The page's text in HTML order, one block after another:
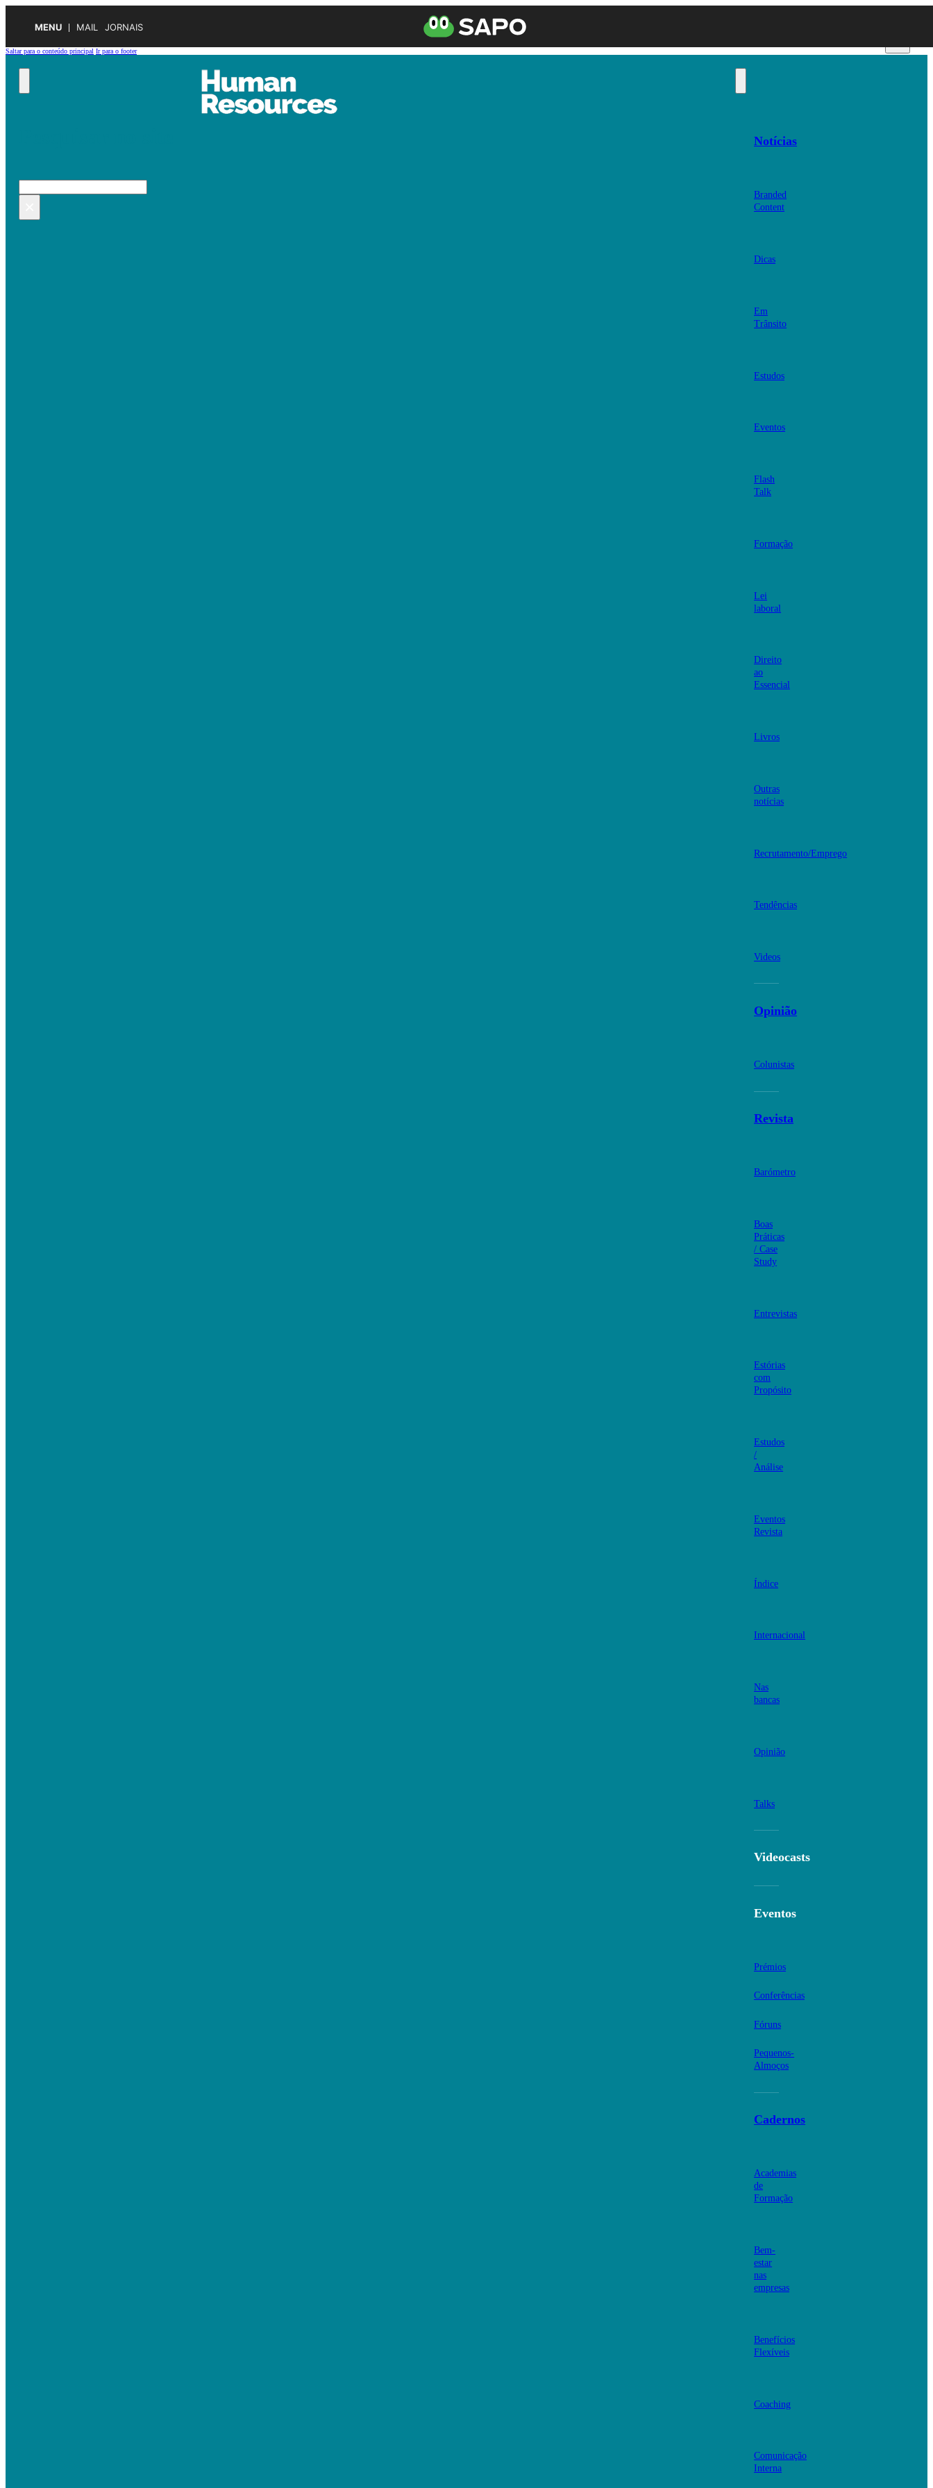
MENU MAIL JORNAIS
Saltar para o conteúdo principal Ir para o footer
Pesquisar
Notícias
Branded
Content
Dicas
Em
Trânsito
Estudos
Eventos
Flash
Talk
Formação
Lei
laboral
Direito
ao
Essencial
Livros
Outras
notícias
Recrutamento/Emprego
Tendências
Videos
Opinião
Colunistas
Revista
Barómetro
Boas
Práticas
/ Case
Study
Entrevistas
Estórias
com
Propósito
Estudos
/
Análise
Eventos
Revista
Índice
Internacional
Nas
bancas
Opinião
Talks
Videocasts
Eventos
Prémios
Conferências
Fóruns
Pequenos-
Almoços
Cadernos
Academias
de
Formação
Bem-
estar
nas
empresas
Benefícios
Flexíveis
Coaching
Comunicação
Interna